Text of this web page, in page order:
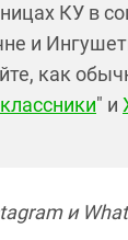
КУ в
и
как
" и
и